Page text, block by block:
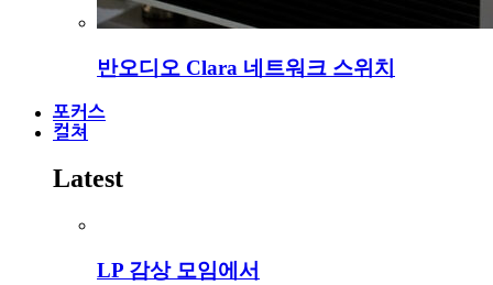
반오디오 Clara 네트워크 스위치
포커스
컬쳐
Latest
LP 감상 모임에서